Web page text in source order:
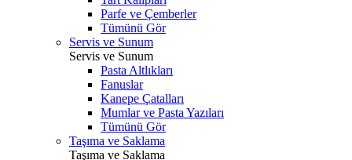
Parfe ve Çemberler
Tümünü Gör
Servis ve Sunum
Servis ve Sunum
Pasta Altlıkları
Fanuslar
Kanepe Çatalları
Mumlar ve Pasta Yazıları
Tümünü Gör
Taşıma ve Saklama
Taşıma ve Saklama